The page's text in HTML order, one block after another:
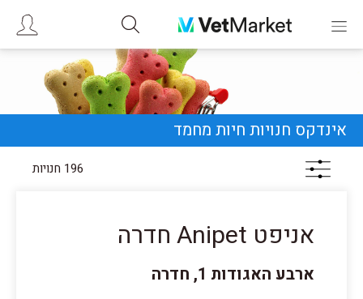
אינדקס חנויות חיות מחמד
196 חנויות
אניפט Anipet חדרה
ארבע האגודות 1, חדרה